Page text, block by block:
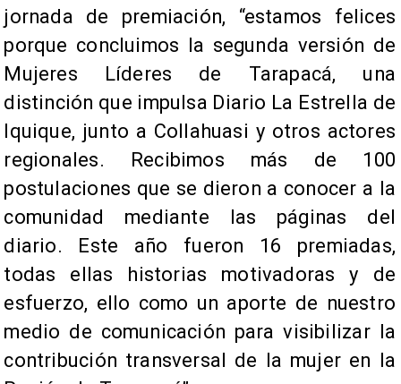
jornada de premiación, “estamos felices
porque concluimos la segunda versión de
Mujeres Líderes de Tarapacá, una
distinción que impulsa Diario La Estrella de
Iquique, junto a Collahuasi y otros actores
regionales. Recibimos más de 100
postulaciones que se dieron a conocer a la
comunidad mediante las páginas del
diario. Este año fueron 16 premiadas,
todas ellas historias motivadoras y de
esfuerzo, ello como un aporte de nuestro
medio de comunicación para visibilizar la
contribución transversal de la mujer en la